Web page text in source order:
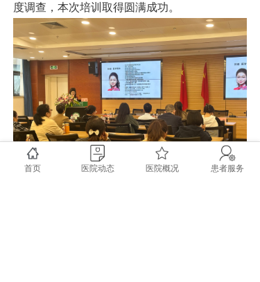
度调查，本次培训取得圆满成功。
首页 医院动态 医院概况 患者服务